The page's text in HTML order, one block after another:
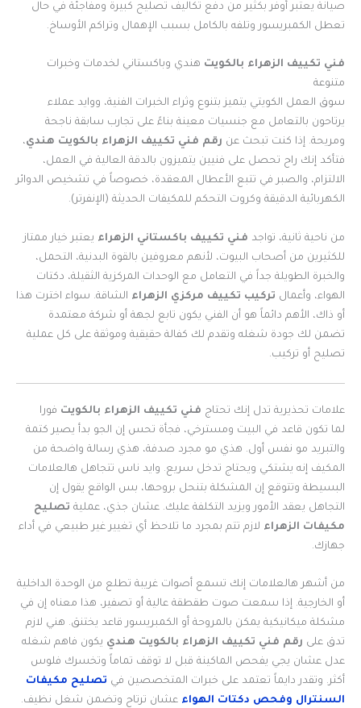
صيانة يعتبر أوفر بكثير من دفع تكاليف تصليح كبيرة ومفاجئة في حال
تعطل الكمبريسور وتلفه بالكامل بسبب الإهمال وتراكم الأوساخ.
فني تكييف الزهراء بالكويت هندي وباكستاني لخدمات وخبرات
متنوعة
سوق العمل الكويتي يتميز بتنوع وثراء الخبرات الفنية، ووايد عملاء
يرتاحون بالتعامل مع جنسيات معينة بناءً على تجارب سابقة ناجحة
ومريحة. إذا كنت تبحث عن رقم فني تكييف الزهراء بالكويت هندي،
فتأكد إنك راح تحصل على فنيين يتميزون بالدقة العالية في العمل،
الالتزام، والصبر في تتبع الأعطال المعقدة، خصوصاً في تشخيص الدوائر
الكهربائية الدقيقة وكروت التحكم للمكيفات الحديثة (الإنفرتر).
من ناحية ثانية، تواجد فني تكييف باكستاني الزهراء يعتبر خيار ممتاز
للكثيرين من أصحاب البيوت، لأنهم معروفين بالقوة البدنية، التحمل،
والخبرة الطويلة جداً في التعامل مع الوحدات المركزية الثقيلة، دكتات
الهواء، وأعمال تركيب تكييف مركزي الزهراء الشاقة. سواء اخترت هذا
أو ذاك، الأهم دائماً هو أن الفني يكون تابع لجهة أو شركة معتمدة
تضمن لك جودة شغله وتقدم لك كفالة حقيقية وموثقة على كل عملية
تصليح أو تركيب.
علامات تحذيرية تدل إنك تحتاج فني تكييف الزهراء بالكويت فورا
لما تكون قاعد في البيت ومسترخي، فجأة تحس إن الجو بدأ يصير كتمة
والتبريد مو نفس أول. هذي مو مجرد صدفة، هذي رسالة واضحة من
المكيف إنه يشتكي ويحتاج تدخل سريع. وايد ناس تتجاهل هالعلامات
البسيطة وتتوقع إن المشكلة بتنحل بروحها، بس الواقع يقول إن
التجاهل يعقد الأمور ويزيد التكلفة عليك. عشان جذي، عملية تصليح
مكيفات الزهراء لازم تتم بمجرد ما تلاحظ أي تغيير غير طبيعي في أداء
جهازك.
من أشهر هالعلامات إنك تسمع أصوات غريبة تطلع من الوحدة الداخلية
أو الخارجية. إذا سمعت صوت طقطقة عالية أو تصفير، هذا معناه إن في
مشكلة ميكانيكية يمكن بالمروحة أو الكمبريسور قاعد يختنق. هني لازم
تدق على رقم فني تكييف الزهراء بالكويت هندي يكون فاهم شغله
عدل عشان يجي يفحص الماكينة قبل لا توقف تماماً وتخسرك فلوس
أكثر. وتقدر دايماً تعتمد على خبرات المتخصصين في تصليح مكيفات
السنترال وفحص دكتات الهواء عشان ترتاح وتضمن شغل نظيف.